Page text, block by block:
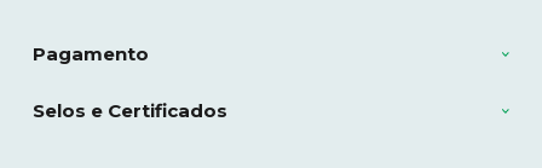
Pagamento
Selos e Certificados